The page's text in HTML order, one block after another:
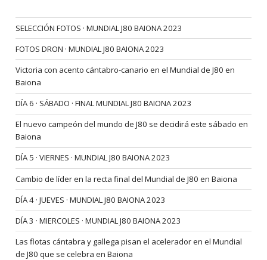
SELECCIÓN FOTOS · MUNDIAL J80 BAIONA 2023
FOTOS DRON · MUNDIAL J80 BAIONA 2023
Victoria con acento cántabro-canario en el Mundial de J80 en
Baiona
DÍA 6 · SÁBADO · FINAL MUNDIAL J80 BAIONA 2023
El nuevo campeón del mundo de J80 se decidirá este sábado en
Baiona
DÍA 5 · VIERNES · MUNDIAL J80 BAIONA 2023
Cambio de líder en la recta final del Mundial de J80 en Baiona
DÍA 4 · JUEVES · MUNDIAL J80 BAIONA 2023
DÍA 3 · MIERCOLES · MUNDIAL J80 BAIONA 2023
Las flotas cántabra y gallega pisan el acelerador en el Mundial
de J80 que se celebra en Baiona